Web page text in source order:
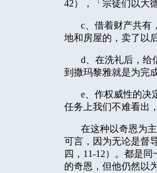
42），「宗徒们以大
c 、借着财产共
地和房屋的，卖了以
d 、在洗礼后，
到撒玛黎雅就是为完
e 、作权威性的
任务上我们不难看出
在这种以奇恩为
可言，因为无论是督
四， 11-12）。都是同
的奇恩，但他仍然以